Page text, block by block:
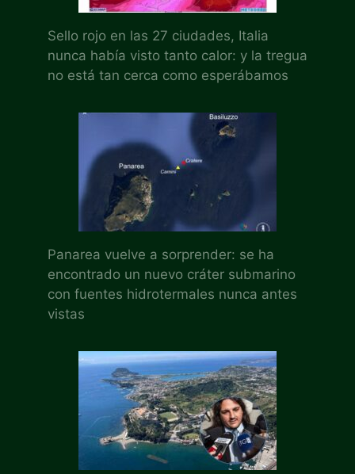
Sello rojo en las 27 ciudades, Italia
nunca había visto tanto calor: y la tregua
no está tan cerca como esperábamos
Panarea vuelve a sorprender: se ha
encontrado un nuevo cráter submarino
con fuentes hidrotermales nunca antes
vistas